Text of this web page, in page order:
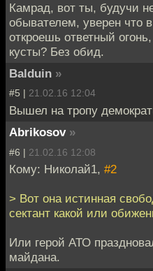
Камрад, вот ты, будучи
обывателем, уверен что
откроешь ответный
кусты? Без обид.
Balduin »
#5 | 21.02.16 12:04
Вышел на тропу
Abrikosov »
#6 | 21.02.16 12:08
Кому: Николай1, #2
> Вот она истинная
сектант какой или
Или герой АТО
майдана.